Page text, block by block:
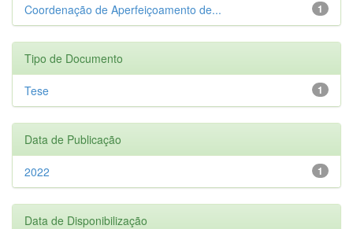
1
Coordenação de Aperfeiçoamento de...
Tipo de Documento
1
Tese
Data de Publicação
1
2022
Data de Disponibilização